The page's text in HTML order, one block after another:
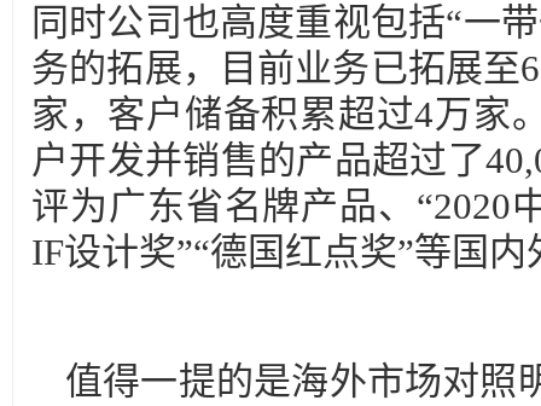
同时公司也高度重视包括“一
务的拓展，目前业务已拓展至
家，客户储备积累超过4万家
户开发并销售的产品超过了
评为广东省名牌产品、“2020
IF设计奖”“德国红点奖”等国
值得一提的是海外市场对照